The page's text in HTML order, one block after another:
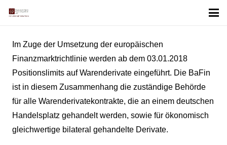
Im Zuge der Umsetzung der europäischen
Finanzmarktrichtlinie werden ab dem 03.01.2018
Positionslimits auf Warenderivate eingeführt. Die BaFin
ist in diesem Zusammenhang die zuständige Behörde
für alle Warenderivatekontrakte, die an einem deutschen
Handelsplatz gehandelt werden, sowie für ökonomisch
gleichwertige bilateral gehandelte Derivate.